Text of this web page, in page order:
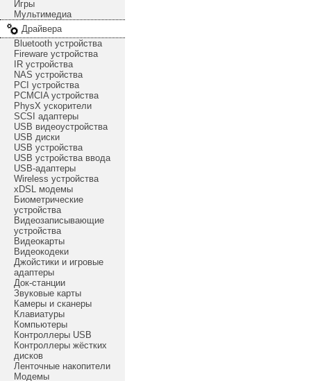
Игры
Мультимедиа
Драйвера
Bluetooth устройства
Fireware устройства
IR устройства
NAS устройства
PCI устройства
PCMCIA устройства
PhysX ускорители
SCSI адаптеры
USB видеоустройства
USB диски
USB устройства
USB устройства ввода
USB-адаптеры
Wireless устройства
xDSL модемы
Биометрические
устройства
Видеозаписывающие
устройства
Видеокарты
Видеокодеки
Джойстики и игровые
адаптеры
Док-станции
Звуковые карты
Камеры и сканеры
Клавиатуры
Компьютеры
Контроллеры USB
Контроллеры жёстких
дисков
Ленточные накопители
Модемы